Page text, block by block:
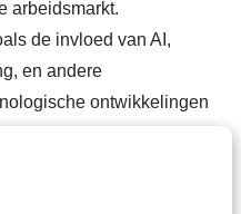
arbeidsmarkt.
de invloed van AI,
en andere
ontwikkelingen
in belangen. In dat
om vanuit de